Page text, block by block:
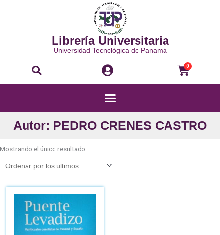
Librería Universitaria
Universidad Tecnológica de Panamá
Buscar 0
Menú
Autor: PEDRO CRENES CASTRO
Mostrando el único resultado